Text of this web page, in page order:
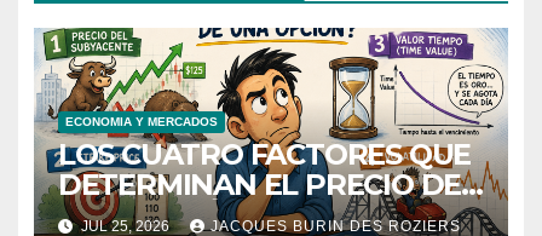
ECONOMIA Y MERCADOS
LOS CUATRO FACTORES QUE
DETERMINAN EL PRECIO DE
UNA OPCIÓN
JUL 25, 2026 JACQUES BURIN DES ROZIERS